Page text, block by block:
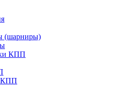
(шарниры)
КПП
КПП